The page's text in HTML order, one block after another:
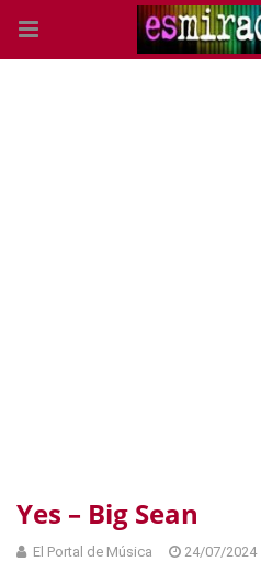
Yes – Big Sean
El Portal de Música 24/07/2024